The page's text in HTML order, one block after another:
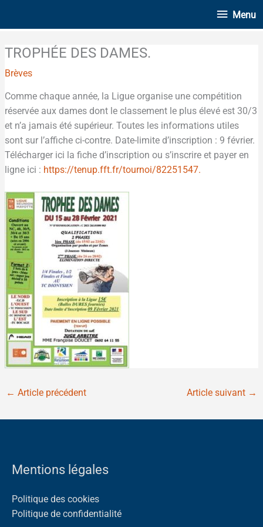
Menu
Menu
TROPHÉE DES DAMES.
Brèves
Comme chaque année, la Ligue organise une compétition
réservée aux dames dont le classement le plus élevé est 30/3
et n’a jamais été supérieur. Toutes les informations utiles
sont sur l’affiche ci-contre. Date-limite d’inscription : 9 février.
Télécharger ici la fiche d’inscription ou s’inscrire et payer en
ligne ici : https://tenup.fft.fr/tournoi/82251547.
← Article précédent Article suivant →
Mentions légales
Politique des cookies
Politique de confidentialité